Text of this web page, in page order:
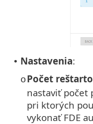
• Nastavenia:
oPočet
nastaviť počet
pri ktorých
vykonať FDE